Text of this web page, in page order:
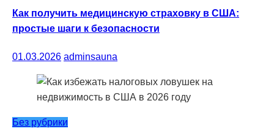
Как получить медицинскую страховку в США:
простые шаги к безопасности
01.03.2026 adminsauna
Без рубрики